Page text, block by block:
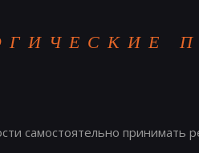
самостоятельно принимать